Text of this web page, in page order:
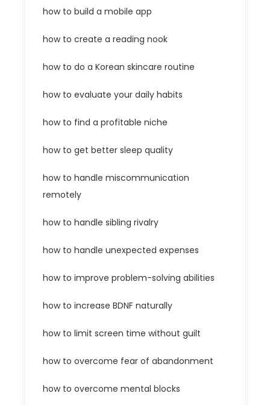
how to build a mobile app
how to create a reading nook
how to do a Korean skincare routine
how to evaluate your daily habits
how to find a profitable niche
how to get better sleep quality
how to handle miscommunication
remotely
how to handle sibling rivalry
how to handle unexpected expenses
how to improve problem-solving abilities
how to increase BDNF naturally
how to limit screen time without guilt
how to overcome fear of abandonment
how to overcome mental blocks